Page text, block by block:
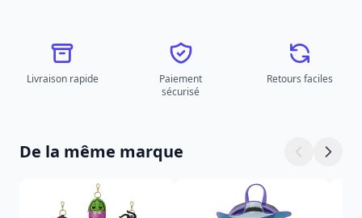
Livraison rapide
Paiement
sécurisé
Retours faciles
De la même marque